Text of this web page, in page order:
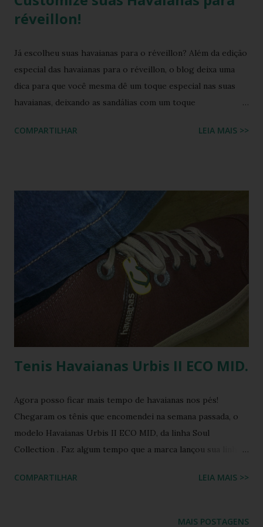
réveillon!
Já escolheu suas havaianas para o réveillon? Além da edição
especial das havaianas para o réveillon, o blog deixa uma
dica para que você mesma dê um toque especial nas suas
havaianas, deixando as sandálias com um toque
OUR MOODS Créditos das fotos: BLOG OUR MOODS
idéia? Então mãos à obra! A lista de materiais e as
instruções você confere no blog OUR MOODS
COMPARTILHAR LEIA MAIS >>
Tenis Havaianas Urbis II ECO MID.
Agora posso ficar mais tempo de havaianas nos pés!
Chegaram os tênis que encomendei na semana passada, o
modelo Havaianas Urbis II ECO MID, da linha Soul
Collection . Faz algum tempo que a marca lançou sua linha
blogueiros receberam esse mimo das havaianas , porém
COMPARTILHAR LEIA MAIS >>
MAIS POSTAGENS